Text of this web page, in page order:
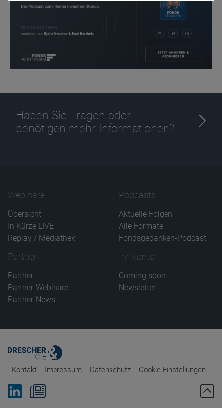
Haben Sie Fragen oder
benötigen mehr Informationen?
Webinare
Übersicht
In Kürze LIVE
Replay / Mediathek
Podcasts
Aktuelle Folgen
Alle Formate
Fondsgedanken-Podcast
Partner
Partner
Partner-Webinare
Partner-News
Ihr Konto
Coming soon...
Newsletter
Kontakt Impressum Datenschutz Cookie-Einstellungen
Bei Linkedin folgen
Zum Newsletter anmelden
Zweck